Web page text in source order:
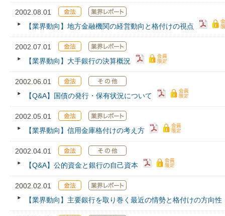
2002.08.01
【業界動向】地方金融機関の経営動向と格付けの視点
2002.07.01
【業界動向】大手銀行の決算概況
2002.06.01
【Q&A】国債の発行・保有状況について
2002.05.01
【業界動向】信用金庫格付けの考え方
2002.04.01
【Q&A】公的資金と銀行の自己資本
2002.02.01
【業界動向】主要銀行を取り巻く最近の情勢と格付けの方向性